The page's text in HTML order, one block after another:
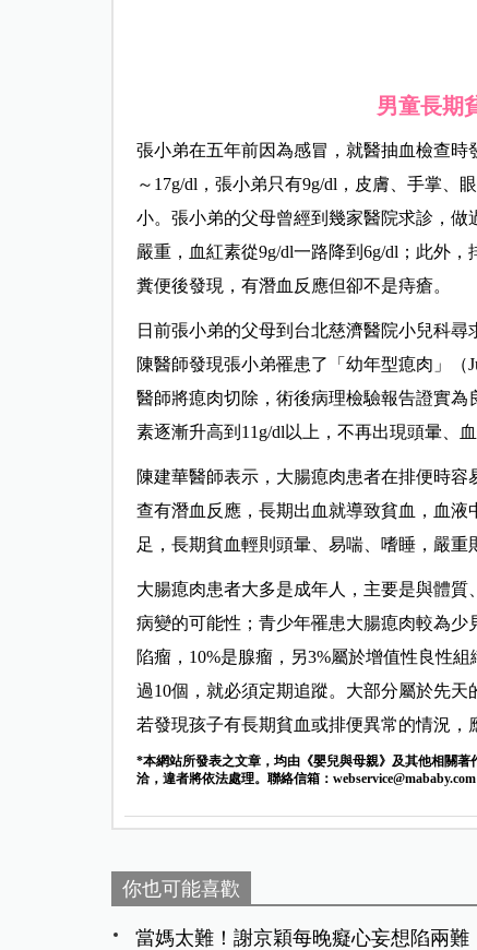
男童長期
張小弟在五年前因為感冒，就醫抽血檢查
～17g/dl，張小弟只有9g/dl，皮膚、手掌、
小。張小弟的父母曾經到幾家醫院求診，
嚴重，血紅素從9g/dl一路降到6g/dl；此外
糞便後發現，有潛血反應但卻不是痔瘡。
日前張小弟的父母到台北慈濟醫院小兒科尋
陳醫師發現張小弟罹患了「幼年型瘜肉」（
醫師將瘜肉切除，術後病理檢驗報告證實
素逐漸升高到11g/dl以上，不再出現頭暈、血
陳建華醫師表示，大腸瘜肉患者在排便時
查有潛血反應，長期出血就導致貧血，血
足，長期貧血輕則頭暈、易喘、嗜睡，嚴重
大腸瘜肉患者大多是成年人，主要是與體
病變的可能性；青少年罹患大腸瘜肉較為少
陷瘤，10%是腺瘤，另3%屬於增值性良性
過10個，就必須定期追蹤。大部分屬於先
若發現孩子有長期貧血或排便異常的情況，
*本網站所發表之文章，均由《嬰兒與母親》及其他相關
洽，違者將依法處理。聯絡信箱： webservice@mababy.com
你也可能喜歡
當媽太難！謝京穎每晚癡心妄想陷兩